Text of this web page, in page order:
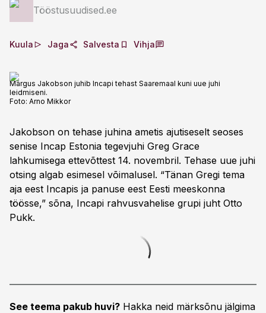
Tööstusuudised.ee
Kuula Jaga Salvesta Vihja
Margus Jakobson juhib Incapi tehast Saaremaal kuni uue juhi
leidmiseni.
Foto: Arno Mikkor
Jakobson on tehase juhina ametis ajutiseselt seoses
senise Incap Estonia tegevjuhi Greg Grace
lahkumisega ettevõttest 14. novembril. Tehase uue juhi
otsing algab esimesel võimalusel. “Tänan Gregi tema
aja eest Incapis ja panuse eest Eesti meeskonna
töösse,” sõna, Incapi rahvusvahelise grupi juht Otto
Pukk.
See teema pakub huvi? Hakka neid märksõnu jälgima